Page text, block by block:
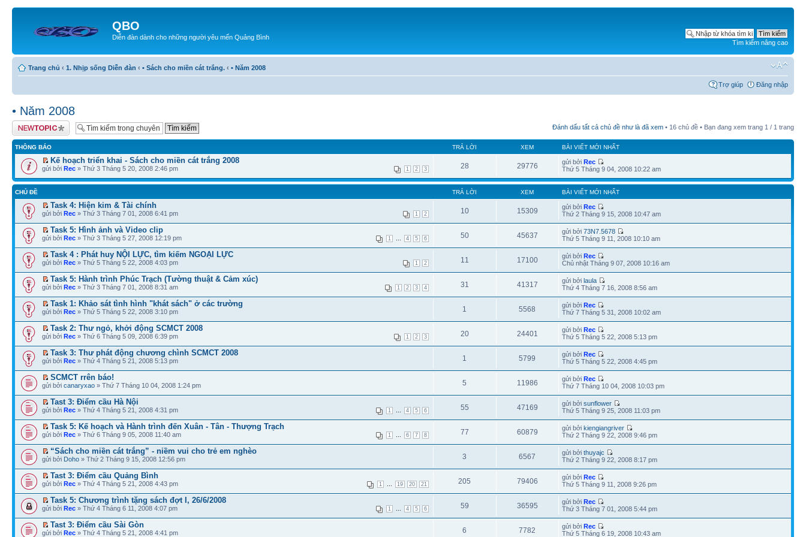
QBO
Diễn đàn dành cho những người yêu mến Quảng Bình
Tìm kiếm nâng cao
Trang chủ ‹ 1. Nhịp sống Diễn đàn ‹ • Sách cho miền cát trắng. ‹ • Năm 2008
Trợ giúp Đăng nhập
• Năm 2008
Tạo chủ đề mới Đánh dấu tất cả chủ đề như là đã xem • 16 chủ đề • Bạn đang xem trang 1 / 1 trang
THÔNG BÁO TRẢ LỜI XEM BÀI VIẾT MỚI NHẤT
Kế hoạch triển khai - Sách cho miền cát trắng 2008
1 2 3
gửi bởi Rec » Thứ 3 Tháng 5 20, 2008 2:46 pm 28 29776 gửi bởiRec
Thứ 5 Tháng 9 04, 2008 10:22 am
CHỦ ĐỀ TRẢ LỜI XEM BÀI VIẾT MỚI NHẤT
Task 4: Hiện kim & Tài chính
1 2
gửi bởi Rec » Thứ 3 Tháng 7 01, 2008 6:41 pm 10 15309 gửi bởiRec
Thứ 2 Tháng 9 15, 2008 10:47 am
Task 5: Hình ảnh và Video clip
1 4 5 6
gửi bởi Rec » Thứ 3 Tháng 5 27, 2008 12:19 pm 50 45637 gửi bởi73N7.5678
Thứ 5 Tháng 9 11, 2008 10:10 am
Task 4 : Phát huy NỘI LỰC, tìm kiếm NGOẠI LỰC
1 2
gửi bởi Rec » Thứ 5 Tháng 5 22, 2008 4:03 pm 11 17100 gửi bởiRec
Chủ nhật Tháng 9 07, 2008 10:16 am
Task 5: Hành trình Phúc Trạch (Tường thuật & Cảm xúc)
1 2 3 4
gửi bởi Rec » Thứ 3 Tháng 7 01, 2008 8:31 am 31 41317 gửi bởilaula
Thứ 4 Tháng 7 16, 2008 8:56 am
Task 1: Khảo sát tình hình "khát sách" ở các trường
gửi bởi Rec » Thứ 5 Tháng 5 22, 2008 3:10 pm 1 5568 gửi bởiRec
Thứ 7 Tháng 5 31, 2008 10:02 am
Task 2: Thư ngỏ, khởi động SCMCT 2008
1 2 3
gửi bởi Rec » Thứ 6 Tháng 5 09, 2008 6:39 pm 20 24401 gửi bởiRec
Thứ 5 Tháng 5 22, 2008 5:13 pm
Task 3: Thư phát động chương chình SCMCT 2008
gửi bởi Rec » Thứ 4 Tháng 5 21, 2008 5:13 pm 1 5799 gửi bởiRec
Thứ 5 Tháng 5 22, 2008 4:45 pm
SCMCT rrên báo!
gửi bởi canaryxao » Thứ 7 Tháng 10 04, 2008 1:24 pm 5 11986 gửi bởiRec
Thứ 7 Tháng 10 04, 2008 10:03 pm
Tast 3: Điểm cầu Hà Nội
1 4 5 6
gửi bởi Rec » Thứ 4 Tháng 5 21, 2008 4:31 pm 55 47169 gửi bởisunflower
Thứ 5 Tháng 9 25, 2008 11:03 pm
Task 5: Kế hoạch và Hành trình đến Xuân - Tân - Thượng Trạch
1 6 7 8
gửi bởi Rec » Thứ 6 Tháng 9 05, 2008 11:40 am 77 60879 gửi bởikiengiangriver
Thứ 2 Tháng 9 22, 2008 9:46 pm
“Sách cho miền cát trắng” - niềm vui cho trẻ em nghèo
gửi bởi Doho » Thứ 2 Tháng 9 15, 2008 12:56 pm 3 6567 gửi bởithuyajc
Thứ 2 Tháng 9 22, 2008 8:17 pm
Tast 3: Điểm cầu Quảng Bình
1 19 20 21
gửi bởi Rec » Thứ 4 Tháng 5 21, 2008 4:43 pm 205 79406 gửi bởiRec
Thứ 5 Tháng 9 11, 2008 9:26 pm
Task 5: Chương trình tặng sách đợt I, 26/6/2008
1 4 5 6
gửi bởi Rec » Thứ 4 Tháng 6 11, 2008 4:07 pm 59 36595 gửi bởiRec
Thứ 3 Tháng 7 01, 2008 5:44 pm
Tast 3: Điểm cầu Sài Gòn
gửi bởi Rec » Thứ 4 Tháng 5 21, 2008 4:41 pm 6 7782 gửi bởiRec
Thứ 5 Tháng 6 19, 2008 10:43 am